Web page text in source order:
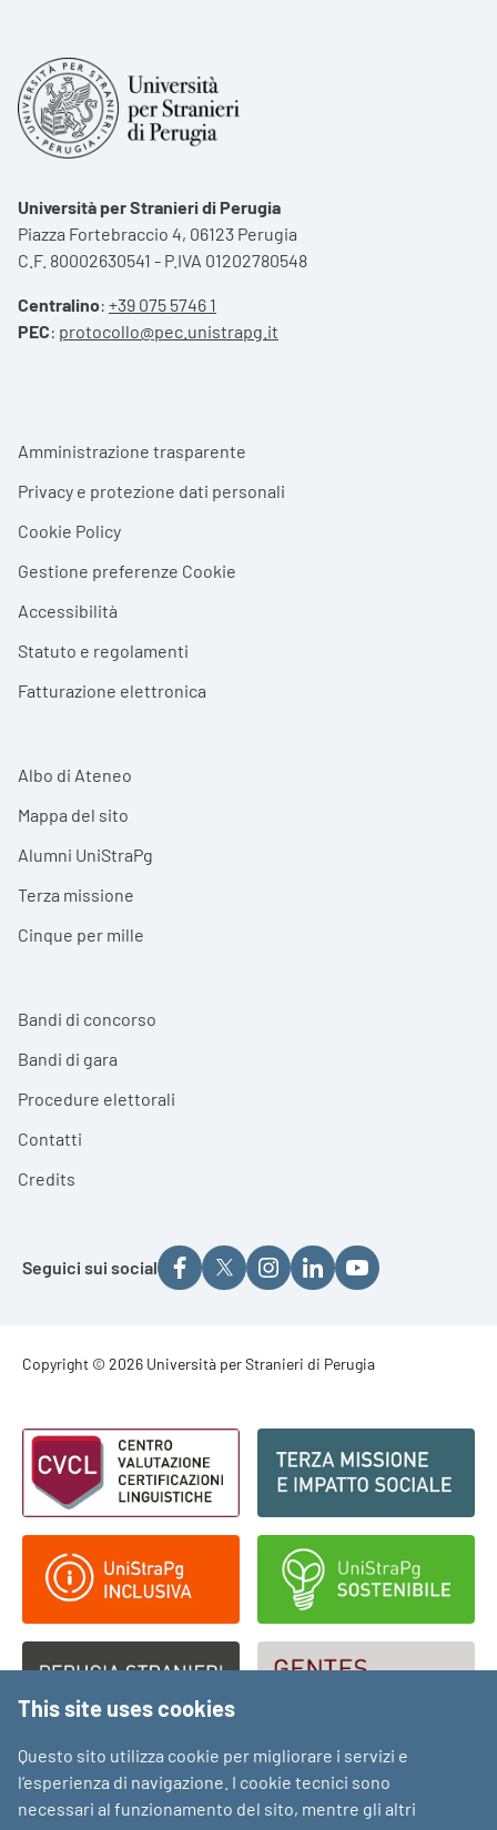
Università per Stranieri di Perugia
Piazza Fortebraccio 4, 06123 Perugia
C.F. 80002630541 - P.IVA 01202780548
Centralino: +39 075 5746 1
PEC: protocollo@pec.unistrapg.it
Footer menu
Amministrazione trasparente
Privacy e protezione dati personali
Cookie Policy
Gestione preferenze Cookie
Accessibilità
Statuto e regolamenti
Fatturazione elettronica
Albo di Ateneo
Mappa del sito
Alumni UniStraPg
Terza missione
Cinque per mille
Bandi di concorso
Bandi di gara
Procedure elettorali
Contatti
Credits
Seguici sui social
Footer - Copyright
Copyright © 2026 Università per Stranieri di Perugia
Footer - Loghi
This site uses cookies
Questo sito utilizza cookie per migliorare i servizi e
l’esperienza di navigazione. I cookie tecnici sono
necessari al funzionamento del sito, mentre gli altri